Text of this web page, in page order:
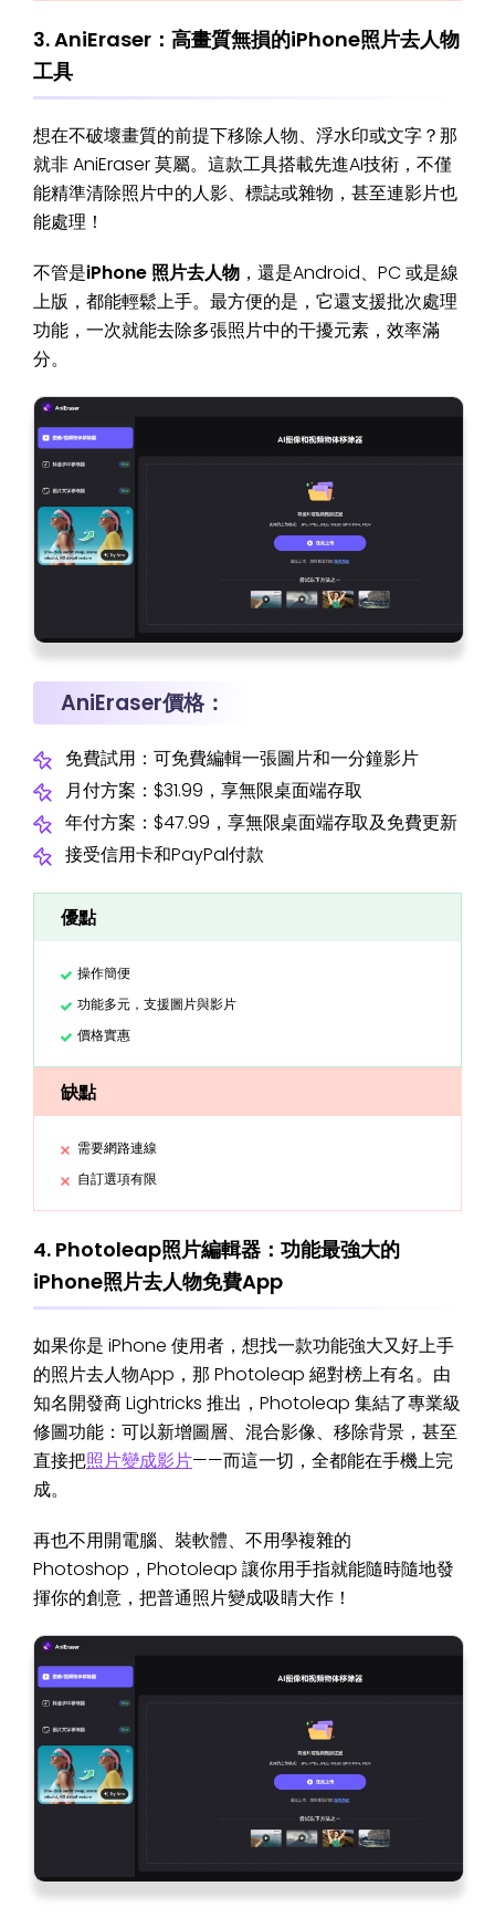
3. AniEraser：高畫質無損的iPhone照片去人物
工具
想在不破壞畫質的前提下移除人物、浮水印或文字？那
就非 AniEraser 莫屬。這款工具搭載先進AI技術，不僅
能精準清除照片中的人影、標誌或雜物，甚至連影片也
能處理！
不管是iPhone 照片去人物 ，還是Android、PC 或是線
上版，都能輕鬆上手。最方便的是，它還支援批次處理
功能，一次就能去除多張照片中的干擾元素，效率滿
分。
AniEraser價格：
免費試用：可免費編輯一張圖片和一分鐘影片
月付方案：$31.99，享無限桌面端存取
年付方案：$47.99，享無限桌面端存取及免費更新
接受信用卡和PayPal付款
優點
操作簡便
功能多元，支援圖片與影片
價格實惠
缺點
需要網路連線
自訂選項有限
4. Photoleap照片編輯器：功能最強大的
iPhone照片去人物免費App
如果你是 iPhone 使用者，想找一款功能強大又好上手
的照片去人物App，那 Photoleap 絕對榜上有名。由
知名開發商 Lightricks 推出，Photoleap 集結了專業級
修圖功能：可以新增圖層、混合影像、移除背景，甚至
直接把照片變成影片——而這一切，全都能在手機上完
成。
再也不用開電腦、裝軟體、不用學複雜的
Photoshop，Photoleap 讓你用手指就能隨時隨地發
揮你的創意，把普通照片變成吸睛大作！